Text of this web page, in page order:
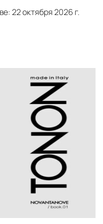
срочная доставка
в режиме
GPS-
логистических
соблюдение
от
на всех этапах
22 октября 2026 г.